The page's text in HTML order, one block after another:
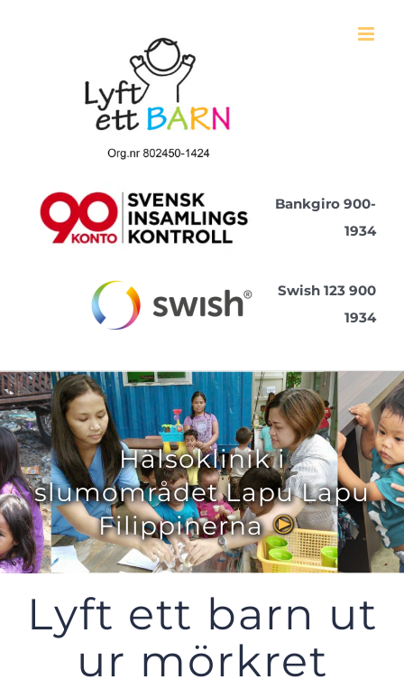
Bankgiro 900-
1934
Swish 123 900
1934
Hälsoklinik i
slumområdet Lapu Lapu
Filippinerna
Lyft ett barn ut
ur mörkret